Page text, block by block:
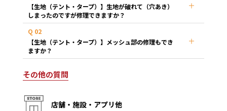
【生地（テント・タープ）】生地が破れて（穴あき）
しまったのですが修理できますか？
Q 02
【生地（テント・タープ）】メッシュ部の修理もでき
ますか？
その他の質問
店舗・施設・アプリ他